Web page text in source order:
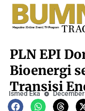
PLN EPI
Bioenergi
Transisi
Ismed Eka